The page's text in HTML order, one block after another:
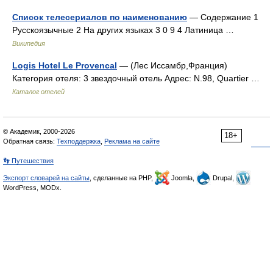
Список телесериалов по наименованию — Содержание 1
Русскоязычные 2 На других языках 3 0 9 4 Латиница …
Википедия
Logis Hotel Le Provencal — (Лес Иссамбр,Франция)
Категория отеля: 3 звездочный отель Адрес: N.98, Quartier …
Каталог отелей
18+
© Академик, 2000-2026
Обратная связь: Техподдержка Реклама на сайте
👣 Путешествия
Экспорт словарей на сайты , сделанные на PHP, Joomla,
Drupal,
WordPress, MODx.